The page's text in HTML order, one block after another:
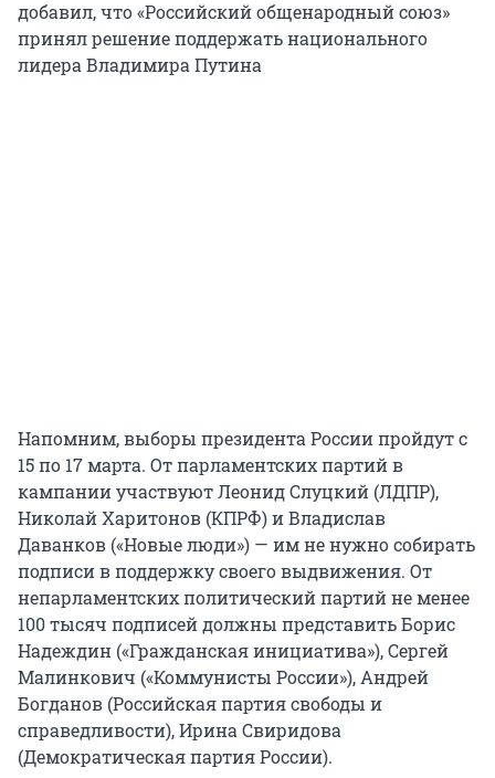
добавил, что «Российский общенародный союз»
принял решение поддержать национального
лидера Владимира Путина
Напомним, выборы президента России пройдут с
15 по 17 марта. От парламентских партий в
кампании участвуют Леонид Слуцкий (ЛДПР),
Николай Харитонов (КПРФ) и Владислав
Даванков («Новые люди») — им не нужно собирать
подписи в поддержку своего выдвижения. От
непарламентских политический партий не менее
100 тысяч подписей должны представить Борис
Надеждин («Гражданская инициатива»), Сергей
Малинкович («Коммунисты России»), Андрей
Богданов (Российская партия свободы и
справедливости), Ирина Свиридова
(Демократическая партия России).